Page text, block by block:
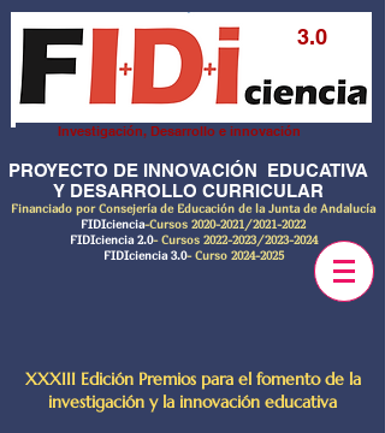
3.0
Investigación, Desarrollo e innovación
PROYECTO DE INNOVACIÓN EDUCATIVA
Y DESARROLLO CURRICULAR
Financiado por Consejería de Educación de la Junta de Andalucía
FIDIciencia-Cursos 2020-2021 /2021-2022
FIDIciencia 2.0- Cursos 2022-2023/2023-2024
FIDIciencia 3.0- Curso 2024-2025
XXXIII Edición Premios para el fomento de la
investigación y la innovación educativa